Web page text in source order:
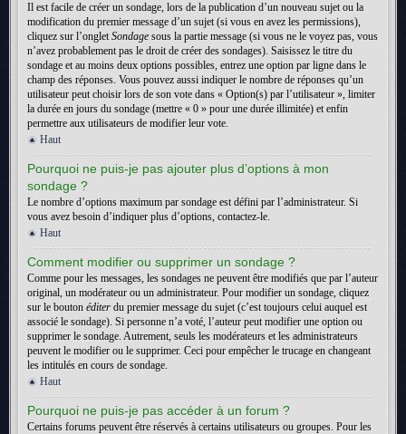
Il est facile de créer un sondage, lors de la publication d’un nouveau sujet ou la
modification du premier message d’un sujet (si vous en avez les permissions),
cliquez sur l’ongletSondage sous la partie message (si vous ne le voyez pas, vous
n’avez probablement pas le droit de créer des sondages). Saisissez le titre du
sondage et au moins deux options possibles, entrez une option par ligne dans le
champ des réponses. Vous pouvez aussi indiquer le nombre de réponses qu’un
utilisateur peut choisir lors de son vote dans « Option(s) par l’utilisateur », limiter
la durée en jours du sondage (mettre « 0 » pour une durée illimitée) et enfin
permettre aux utilisateurs de modifier leur vote.
Haut
Pourquoi ne puis-je pas ajouter plus d’options à mon
sondage ?
Le nombre d’options maximum par sondage est défini par l’administrateur. Si
vous avez besoin d’indiquer plus d’options, contactez-le.
Haut
Comment modifier ou supprimer un sondage ?
Comme pour les messages, les sondages ne peuvent être modifiés que par l’auteur
original, un modérateur ou un administrateur. Pour modifier un sondage, cliquez
sur le bouton éditer du premier message du sujet (c’est toujours celui auquel est
associé le sondage). Si personne n’a voté, l’auteur peut modifier une option ou
supprimer le sondage. Autrement, seuls les modérateurs et les administrateurs
peuvent le modifier ou le supprimer. Ceci pour empêcher le trucage en changeant
les intitulés en cours de sondage.
Haut
Pourquoi ne puis-je pas accéder à un forum ?
Certains forums peuvent être réservés à certains utilisateurs ou groupes. Pour les